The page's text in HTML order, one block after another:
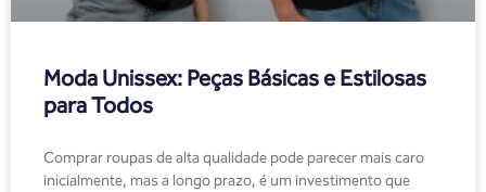
Moda Unissex: Peças Básicas e Estilosas
para Todos
Comprar roupas de alta qualidade pode parecer mais caro
inicialmente, mas a longo prazo, é um investimento que